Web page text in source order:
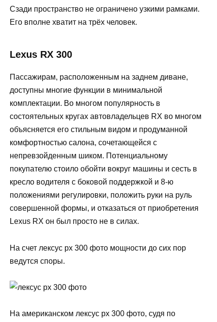
Сзади пространство не ограничено узкими рамками.
Его вполне хватит на трёх человек.
Lexus RX 300
Пассажирам, расположенным на заднем диване,
доступны многие функции в минимальной
комплектации. Во многом популярность в
состоятельных кругах автовладельцев RX во многом
объясняется его стильным видом и продуманной
комфортностью салона, сочетающейся с
непревзойденным шиком. Потенциальному
покупателю стоило обойти вокруг машины и сесть в
кресло водителя с боковой поддержкой и 8-ю
положениями регулировки, положить руки на руль
совершенной формы, и отказаться от приобретения
Lexus RX он был просто не в силах.
На счет лексус рх 300 фото мощности до сих пор
ведутся споры.
На американском лексус рх 300 фото, судя по